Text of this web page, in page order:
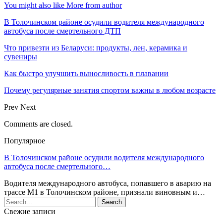
You might also like More from author
В Толочинском районе осудили водителя международного
автобуса после смертельного ДТП
Что привезти из Беларуси: продукты, лен, керамика и
сувениры
Как быстро улучшить выносливость в плавании
Почему регулярные занятия спортом важны в любом возрасте
Prev Next
Comments are closed.
Популярное
В Толочинском районе осудили водителя международного
автобуса после смертельного…
Водителя международного автобуса, попавшего в аварию на
трассе М1 в Толочинском районе, признали виновным и…
Свежие записи